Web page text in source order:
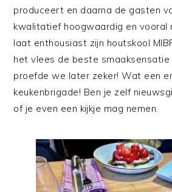
produceert en daarna de gasten
kwalitatief hoogwaardig en vooral
laat enthousiast zijn houtskool
het vlees de beste
proefde we later zeker! Wat een
keukenbrigade! Ben je zelf
of je even een kijkje mag nemen.